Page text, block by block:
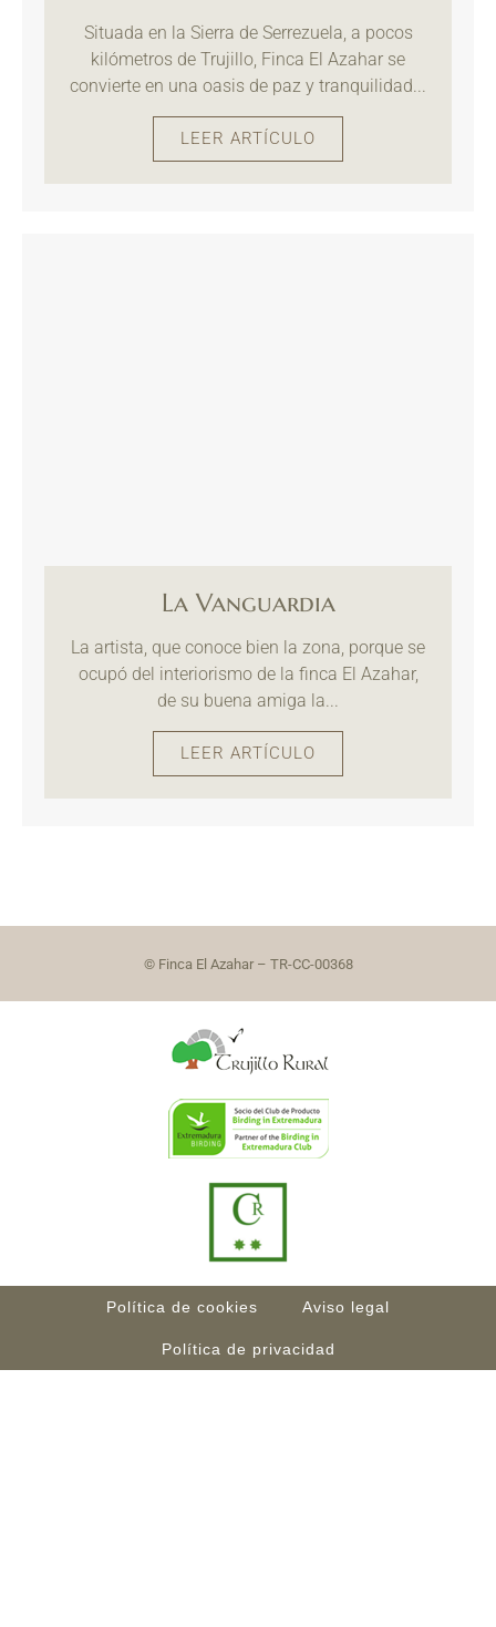
Situada en la Sierra de Serrezuela, a pocos
kilómetros de Trujillo, Finca El Azahar se
convierte en una oasis de paz y tranquilidad...
LEER ARTÍCULO
La Vanguardia
La artista, que conoce bien la zona, porque se
ocupó del interiorismo de la finca El Azahar,
de su buena amiga la...
LEER ARTÍCULO
© Finca El Azahar – TR-CC-00368
Política de cookies Aviso legal
Política de privacidad